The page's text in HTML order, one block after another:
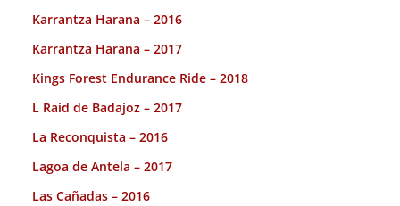
Karrantza Harana – 2016
Karrantza Harana – 2017
Kings Forest Endurance Ride – 2018
L Raid de Badajoz – 2017
La Reconquista – 2016
Lagoa de Antela – 2017
Las Cañadas – 2016